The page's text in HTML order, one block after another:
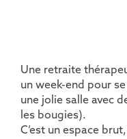
Une retraite
un week-end pour
une jolie salle avec
les bougies).
C’est un espace